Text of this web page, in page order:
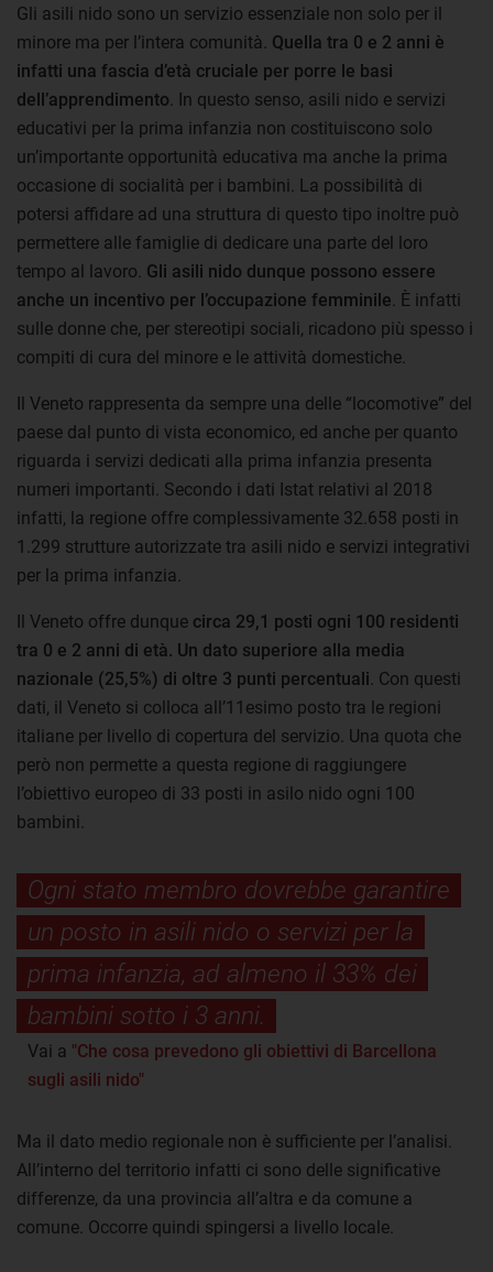
Gli asili nido sono un servizio essenziale non solo per il
minore ma per l’intera comunità. Quella tra 0 e 2 anni è
infatti una fascia d’età cruciale per porre le basi
dell’apprendimento . In questo senso, asili nido e servizi
educativi per la prima infanzia non costituiscono solo
un’importante opportunità educativa ma anche la prima
occasione di socialità per i bambini. La possibilità di
potersi affidare ad una struttura di questo tipo inoltre può
permettere alle famiglie di dedicare una parte del loro
tempo al lavoro. Gli asili nido dunque possono essere
anche un incentivo per l’occupazione femminile . È infatti
sulle donne che, per stereotipi sociali, ricadono più spesso i
compiti di cura del minore e le attività domestiche.
Il Veneto rappresenta da sempre una delle “locomotive” del
paese dal punto di vista economico, ed anche per quanto
riguarda i servizi dedicati alla prima infanzia presenta
numeri importanti. Secondo i dati Istat relativi al 2018
infatti, la regione offre complessivamente 32.658 posti in
1.299 strutture autorizzate tra asili nido e servizi integrativi
per la prima infanzia.
Il Veneto offre dunque circa 29,1 posti ogni 100 residenti
tra 0 e 2 anni di età. Un dato superiore alla media
nazionale (25,5%) di oltre 3 punti percentuali . Con questi
dati, il Veneto si colloca all’11esimo posto tra le regioni
italiane per livello di copertura del servizio. Una quota che
però non permette a questa regione di raggiungere
l’obiettivo europeo di 33 posti in asilo nido ogni 100
bambini.
Ogni stato membro dovrebbe garantire
un posto in asili nido o servizi per la
prima infanzia, ad almeno il 33% dei
bambini sotto i 3 anni.
Vai a "Che cosa prevedono gli obiettivi di Barcellona
sugli asili nido"
Ma il dato medio regionale non è sufficiente per l’analisi.
All’interno del territorio infatti ci sono delle significative
differenze, da una provincia all’altra e da comune a
comune. Occorre quindi spingersi a livello locale.